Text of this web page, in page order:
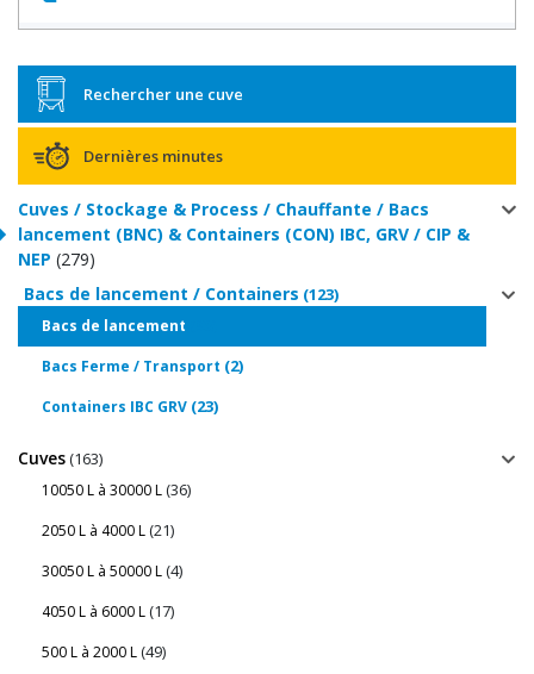
Rechercher une cuve
Dernières minutes
Cuves / Stockage & Process / Chauffante / Bacs
lancement (BNC) & Containers (CON) IBC, GRV / CIP &
NEP (279)
Bacs de lancement / Containers (123)
Bacs de lancement
Bacs Ferme / Transport (2)
Containers IBC GRV (23)
Cuves(163)
10050 L à 30000 L(36)
2050 L à 4000 L(21)
30050 L à 50000 L(4)
4050 L à 6000 L(17)
500 L à 2000 L(49)